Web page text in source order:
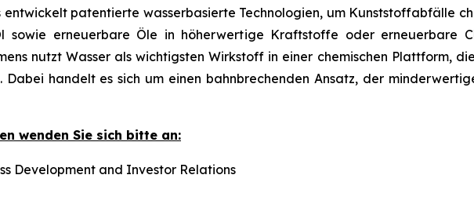
entwickelt patentierte wasserbasierte Technologien, um Kunststoffabfälle
sowie erneuerbare Öle in höherwertige Kraftstoffe oder erneuerbare
nutzt Wasser als wichtigsten Wirkstoff in einer chemischen Plattform,
handelt es sich um einen bahnbrechenden Ansatz, der
wenden Sie sich bitte an:
Development and Investor Relations